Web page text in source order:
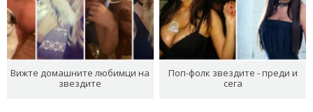
Вижте домашните любимци на
звездите
Поп-фолк звездите - преди и
сега